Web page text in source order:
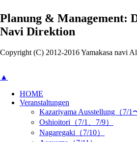
Planung & Management:
Navi Direktion
Copyright (C) 2012-2016 Yamakasa navi
▲
HOME
Veranstaltungen
Kazariyama Ausstellung（7/1
Oshioitori（7/1、7/9）
Nagaregaki（7/10）